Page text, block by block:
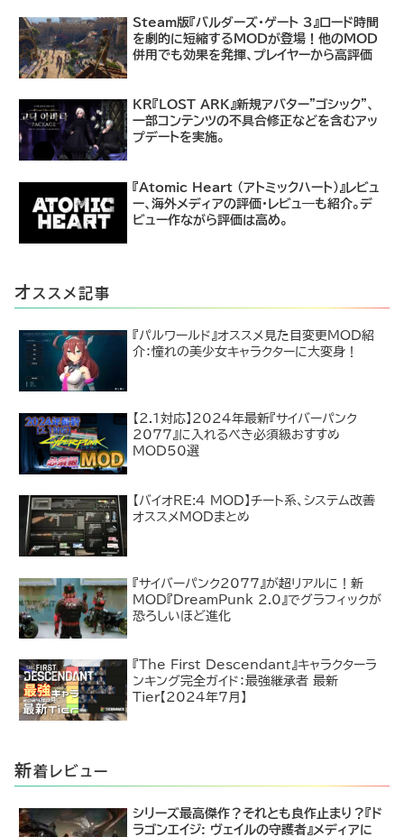
Steam版『バルダーズ・ゲート 3』ロード時間
を劇的に短縮するMODが登場！他のMOD
併用でも効果を発揮、プレイヤーから高評価
KR『LOST ARK』新規アバター"ゴシック"、
一部コンテンツの不具合修正などを含むアッ
プデートを実施。
『Atomic Heart (アトミックハート)』レビュ
ー、海外メディアの評価・レビュ―も紹介。デ
ビュー作ながら評価は高め。
オ ススメ記事
『パルワールド』オススメ見た目変更MOD紹
介：憧れの美少女キャラクターに大変身！
【2.1対応】2024年最新『サイバーパンク
2077』に入れるべき必須級おすすめ
MOD50選
【バイオRE:4 MOD】チート系、システム改善
オススメMODまとめ
『サイバーパンク2077』が超リアルに！新
MOD『DreamPunk 2.0』でグラフィックが
恐ろしいほど進化
『The First Descendant』キャラクターラ
ンキング完全ガイド：最強継承者 最新
Tier【2024年7月】
新着レビュー
シリーズ最高傑作？それとも良作止まり？『ド
ラゴンエイジ: ヴェイルの守護者』メディアに